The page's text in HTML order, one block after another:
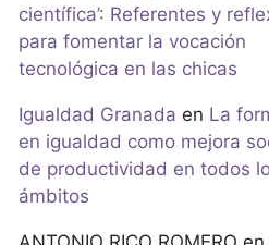
científica’: Referentes y
para fomentar la vocación
tecnológica en las chicas
Igualdad Granada en La
en igualdad como mejora
de productividad en todos
ámbitos